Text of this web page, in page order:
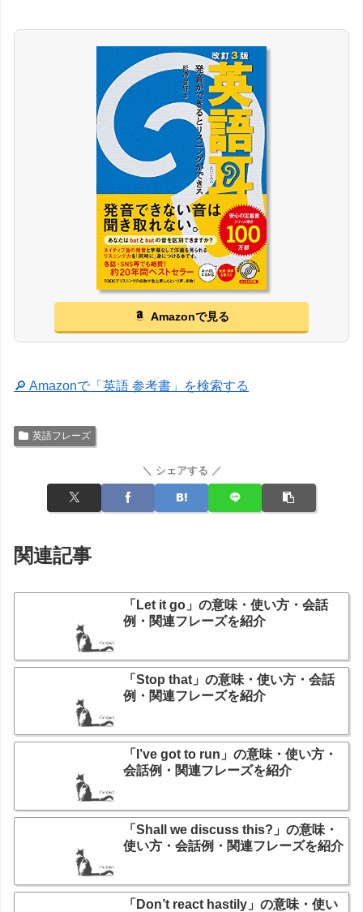
Amazonで見る
🔎 Amazonで「英語 参考書」を検索する
英語フレーズ
＼ シェアする ／
関連記事
「Let it go」の意味・使い方・会話
例・関連フレーズを紹介
「Stop that」の意味・使い方・会話
例・関連フレーズを紹介
「I’ve got to run」の意味・使い方・
会話例・関連フレーズを紹介
「Shall we discuss this?」の意味・
使い方・会話例・関連フレーズを紹介
「Don’t react hastily」の意味・使い